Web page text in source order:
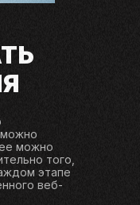
можно
можно
того,
этапе
веб-